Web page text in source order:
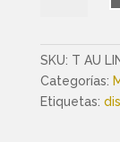
SKU: T AU
Categorías:
Etiquetas: